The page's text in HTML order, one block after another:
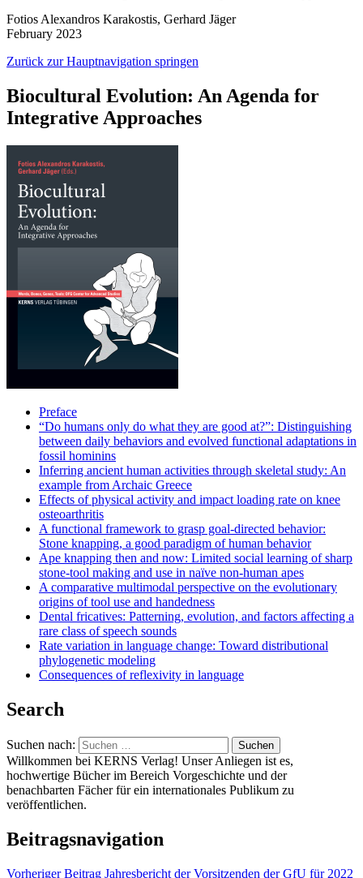
Fotios Alexandros Karakostis, Gerhard Jäger
February 2023
Zurück zur Hauptnavigation springen
Biocultural Evolution: An Agenda for
Integrative Approaches
Preface
“Do humans only do what they are good at?”: Distinguishing
between daily behaviors and evolved functional adaptations in
fossil hominins
Inferring ancient human activities through skeletal study: An
example from Archaic Greece
Effects of physical activity and impact loading rate on knee
osteoarthritis
A functional framework to grasp goal-directed behavior:
Stone knapping, a good paradigm of human behavior
Ape knapping then and now: Limited social learning of sharp
stone-tool making and use in naïve non-human apes
A comparative multimodal perspective on the evolutionary
origins of tool use and handedness
Dental fricatives: Patterning, evolution, and factors affecting a
rare class of speech sounds
Rate variation in language change: Toward distributional
phylogenetic modeling
Consequences of reflexivity in language
Search
Suchen nach:
Willkommen bei KERNS Verlag! Unser Anliegen ist es,
hochwertige Bücher im Bereich Vorgeschichte und der
benachbarten Fächer für ein internationales Publikum zu
veröffentlichen.
Beitragsnavigation
Vorheriger Beitrag Jahresbericht der Vorsitzenden der GfU für 2022